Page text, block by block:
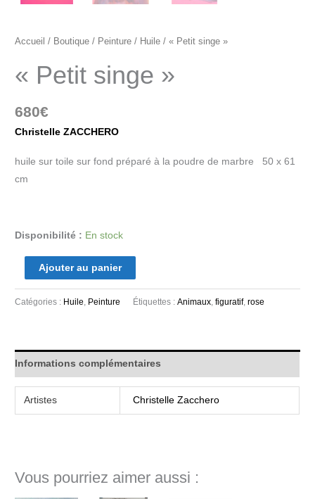
Accueil / Boutique / Peinture / Huile / « Petit singe »
« Petit singe »
680€
Christelle ZACCHERO
huile sur toile sur fond préparé à la poudre de marbre 50 x 61
cm
Disponibilité : En stock
Ajouter au panier
Catégories : Huile, Peinture Étiquettes :Animaux,figuratif,rose
Informations complémentaires
Artistes Christelle Zacchero
Vous pourriez aimer aussi :